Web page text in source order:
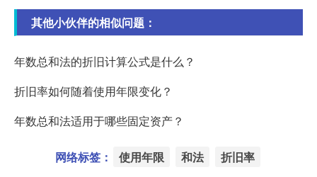
其他小伙伴的相似问题：
年数总和法的折旧计算公式是什么？
折旧率如何随着使用年限变化？
年数总和法适用于哪些固定资产？
网络标签： 使用年限 和法 折旧率